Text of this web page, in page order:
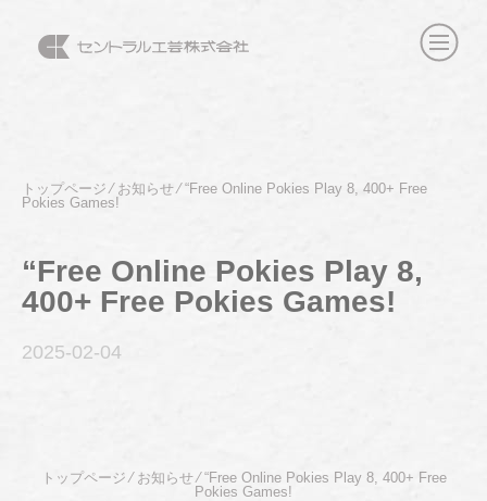
トップページ⁄ お知らせ⁄“Free Online Pokies Play 8, 400+ Free
Pokies Games!
“Free Online Pokies Play 8,
400+ Free Pokies Games!
2025-02-04
トップページ ⁄ お知らせ⁄“Free Online Pokies Play 8, 400+ Free
Pokies Games!